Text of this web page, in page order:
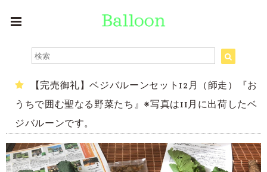
【完売御礼】ベジバルーンセット12月（師走）『お
うちで囲む聖なる野菜たち』※写真は11月に出荷したベ
ジバルーンです。